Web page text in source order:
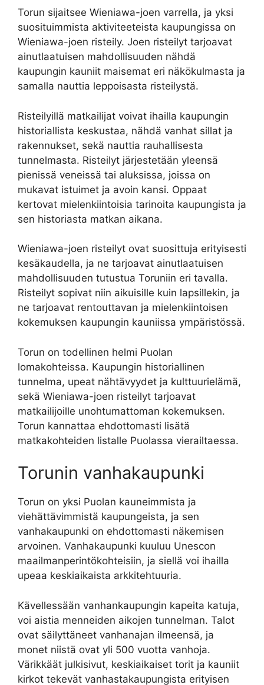
Torun sijaitsee Wieniawa-joen varrella, ja yksi
suosituimmista aktiviteeteista kaupungissa on
Wieniawa-joen risteily. Joen risteilyt tarjoavat
ainutlaatuisen mahdollisuuden nähdä
kaupungin kauniit maisemat eri näkökulmasta ja
samalla nauttia leppoisasta risteilystä.
Risteilyillä matkailijat voivat ihailla kaupungin
historiallista keskustaa, nähdä vanhat sillat ja
rakennukset, sekä nauttia rauhallisesta
tunnelmasta. Risteilyt järjestetään yleensä
pienissä veneissä tai aluksissa, joissa on
mukavat istuimet ja avoin kansi. Oppaat
kertovat mielenkiintoisia tarinoita kaupungista ja
sen historiasta matkan aikana.
Wieniawa-joen risteilyt ovat suosittuja erityisesti
kesäkaudella, ja ne tarjoavat ainutlaatuisen
mahdollisuuden tutustua Toruniin eri tavalla.
Risteilyt sopivat niin aikuisille kuin lapsillekin, ja
ne tarjoavat rentouttavan ja mielenkiintoisen
kokemuksen kaupungin kauniissa ympäristössä.
Torun on todellinen helmi Puolan
lomakohteissa. Kaupungin historiallinen
tunnelma, upeat nähtävyydet ja kulttuurielämä,
sekä Wieniawa-joen risteilyt tarjoavat
matkailijoille unohtumattoman kokemuksen.
Torun kannattaa ehdottomasti lisätä
matkakohteiden listalle Puolassa vierailtaessa.
Torunin vanhakaupunki
Torun on yksi Puolan kauneimmista ja
viehättävimmistä kaupungeista, ja sen
vanhakaupunki on ehdottomasti näkemisen
arvoinen. Vanhakaupunki kuuluu Unescon
maailmanperintökohteisiin, ja siellä voi ihailla
upeaa keskiaikaista arkkitehtuuria.
Kävellessään vanhankaupungin kapeita katuja,
voi aistia menneiden aikojen tunnelman. Talot
ovat säilyttäneet vanhanajan ilmeensä, ja
monet niistä ovat yli 500 vuotta vanhoja.
Värikkäät julkisivut, keskiaikaiset torit ja kauniit
kirkot tekevät vanhastakaupungista erityisen